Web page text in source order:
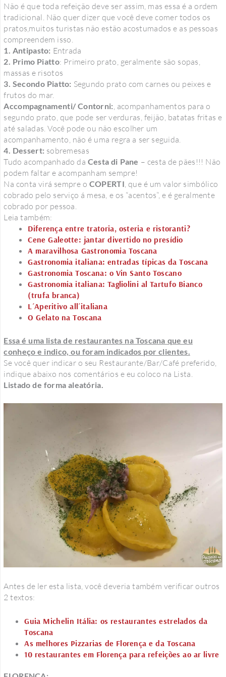
Não é que toda refeição deve ser assim, mas essa é a ordem
tradicional. Não quer dizer que você deve comer todos os
pratos,muitos turistas não estão acostumados e as pessoas
compreendem isso.
1. Antipasto: Entrada
2. Primo Piatto: Primeiro prato, geralmente são sopas,
massas e risotos
3. Secondo Piatto: Segundo prato com carnes ou peixes e
frutos do mar.
Accompagnamenti/ Contorni: , acompanhamentos para o
segundo prato, que pode ser verduras, feijão, batatas fritas e
até saladas. Você pode ou não escolher um
acompanhamento, não é uma regra a ser seguida.
4. Dessert: sobremesas
Tudo acompanhado da Cesta di Pane – cesta de pães!!! Não
podem faltar e acompanham sempre!
Na conta virá sempre o COPERTI , que é um valor simbólico
cobrado pelo serviço á mesa, e os “acentos”, e é geralmente
cobrado por pessoa.
Leia também:
Diferença entre tratoria, osteria e ristoranti?
Cene Galeotte: jantar divertido no presídio
A maravilhosa Gastronomia Toscana
Gastronomia italiana: entradas típicas da Toscana
Gastronomia Toscana: o Vin Santo Toscano
Gastronomia italiana: Tagliolini al Tartufo Bianco
(trufa branca)
L´Aperitivo all´italiana
O Gelato na Toscana
Essa é uma lista de restaurantes na Toscana que eu
conheço e indico, ou foram indicados por clientes.
Se você quer indicar o seu Restaurante/Bar/Café preferido,
indique abaixo nos comentários e eu coloco na Lista.
Listado de forma aleatória.
Antes de ler esta lista, você deveria também verificar outros
2 textos:
Guia Michelin Itália: os restaurantes estrelados da
Toscana
As melhores Pizzarias de Florença e da Toscana
10 restaurantes em Florença para refeições ao ar livre